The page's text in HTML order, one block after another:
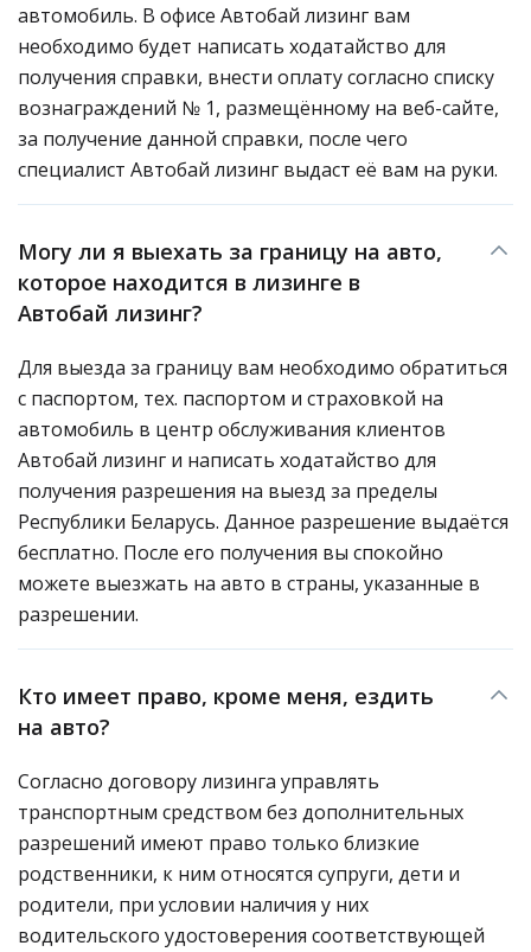
автомобиль. В офисе Автобай лизинг вам
необходимо будет написать ходатайство для
получения справки, внести оплату согласно списку
вознаграждений № 1, размещённому на веб-сайте,
за получение данной справки, после чего
специалист Автобай лизинг выдаст её вам на руки.
Могу ли я выехать за границу на авто,
которое находится в лизинге в
Автобай лизинг?
Для выезда за границу вам необходимо обратиться
с паспортом, тех. паспортом и страховкой на
автомобиль в центр обслуживания клиентов
Автобай лизинг и написать ходатайство для
получения разрешения на выезд за пределы
Республики Беларусь. Данное разрешение выдаётся
бесплатно. После его получения вы спокойно
можете выезжать на авто в страны, указанные в
разрешении.
Кто имеет право, кроме меня, ездить
на авто?
Согласно договору лизинга управлять
транспортным средством без дополнительных
разрешений имеют право только близкие
родственники, к ним относятся супруги, дети и
родители, при условии наличия у них
водительского удостоверения соответствующей